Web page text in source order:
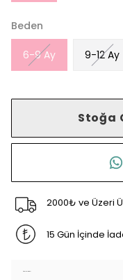
Beden
6-9 Ay 9-12 Ay
Stoğa
2000₺ ve Üzeri
15 Gün İçinde